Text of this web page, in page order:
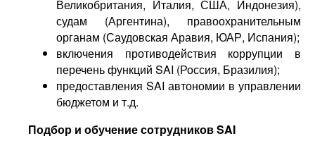
Великобритания, Италия, США, Индонезия),
судам (Аргентина), правоохранительным
органам (Саудовская Аравия, ЮАР, Испания);
включения противодействия коррупции в
перечень функций SAI (Россия, Бразилия);
предоставления SAI автономии в управлении
бюджетом и т.д.
Подбор и обучение сотрудниковSAI